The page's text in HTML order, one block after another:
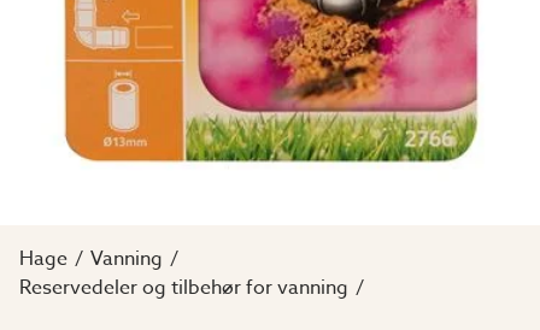
Hage
Vanning
Reservedeler og tilbehør for vanning